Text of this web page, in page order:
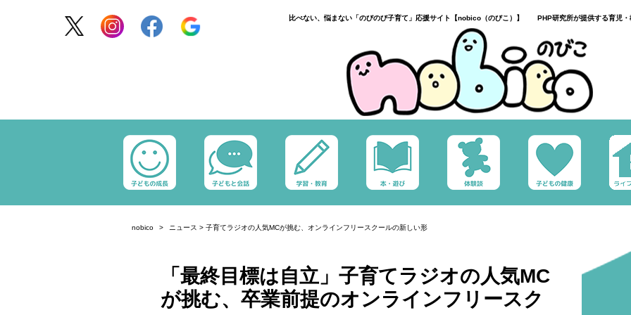
比べない、悩まない「のびのび子育て」応援サイト【nobico（のびこ）】 PHP研究所が提供する育児・
nobico ニュース > 子育てラジオの人気MCが挑む、オンラインフリースクールの新しい形
「最終目標は自立」子育てラジオの人気MC
が挑む、卒業前提のオンラインフリースク